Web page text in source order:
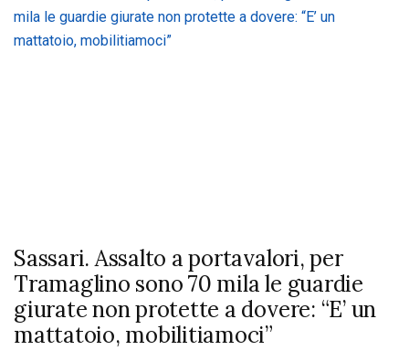
Sassari. Assalto a portavalori, per
Tramaglino sono 70 mila le guardie
giurate non protette a dovere: “E’ un
mattatoio, mobilitiamoci”